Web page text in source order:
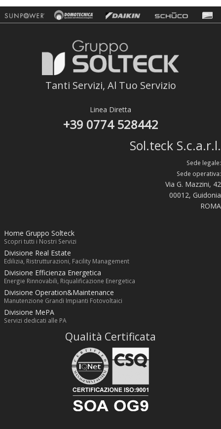
Tanti Servizi, Al Tuo Servizio
Linea Diretta
+39 0774 528442
Sol.teck S.c.a.r.l.
Sede legale:
Sede operativa:
Via G. Mazzini, 42
00012, Guidonia
ROMA
Home Gruppo Solteck
Scopri tutti i Nostri Servizi
Divisione Real Estate
Edilizia, Ristrutturazioni, Facility Management
Divisione Efficienza Energetica
Energie Rinnovabili, Riqualificazione Energetica
Divisione Operation&Maintenance
Manutenzione Grandi Impianti Fotovoltaici
Divisione MePA
Servizi dedicati alle PA
Qualità Certificata